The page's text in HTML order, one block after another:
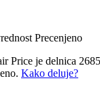
Precenjeno
Price je delnica
Kako deluje?